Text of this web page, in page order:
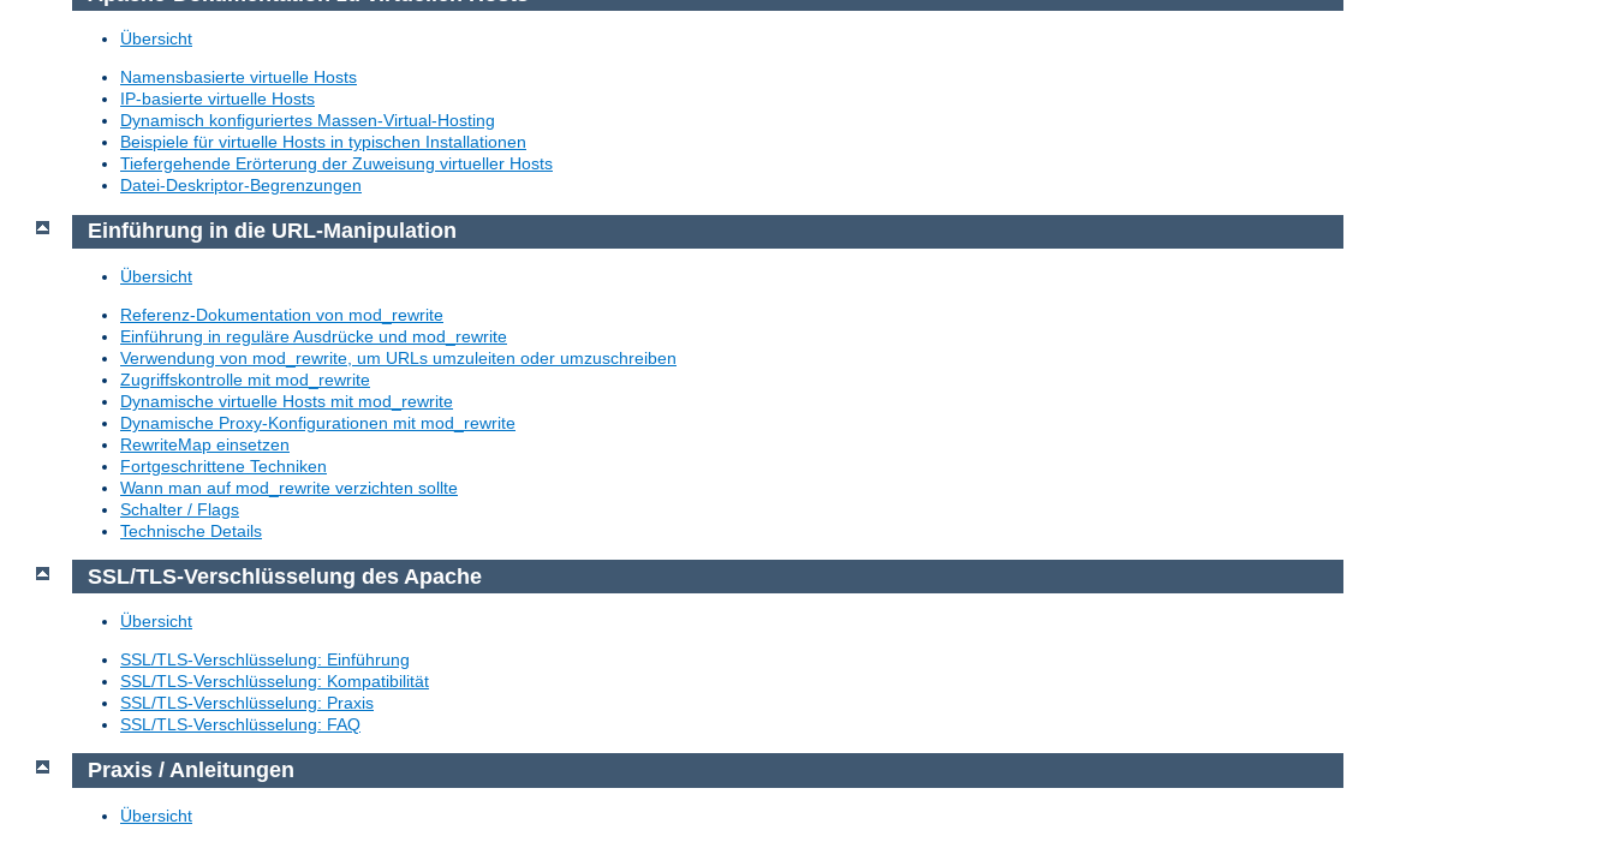
Übersicht
Namensbasierte virtuelle Hosts
IP-basierte virtuelle Hosts
Dynamisch konfiguriertes Massen-Virtual-Hosting
Beispiele für virtuelle Hosts in typischen Installationen
Tiefergehende Erörterung der Zuweisung virtueller Hosts
Datei-Deskriptor-Begrenzungen
Einführung in die URL-Manipulation
Übersicht
Referenz-Dokumentation von mod_rewrite
Einführung in reguläre Ausdrücke und mod_rewrite
Verwendung von mod_rewrite, um URLs umzuleiten oder umzuschreiben
Zugriffskontrolle mit mod_rewrite
Dynamische virtuelle Hosts mit mod_rewrite
Dynamische Proxy-Konfigurationen mit mod_rewrite
RewriteMap einsetzen
Fortgeschrittene Techniken
Wann man auf mod_rewrite verzichten sollte
Schalter / Flags
Technische Details
SSL/TLS-Verschlüsselung des Apache
Übersicht
SSL/TLS-Verschlüsselung: Einführung
SSL/TLS-Verschlüsselung: Kompatibilität
SSL/TLS-Verschlüsselung: Praxis
SSL/TLS-Verschlüsselung: FAQ
Praxis / Anleitungen
Übersicht